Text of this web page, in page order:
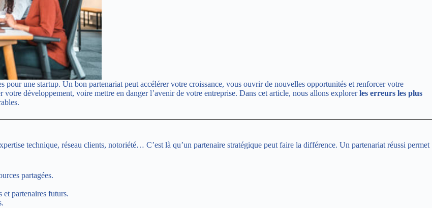
pour une startup. Un bon partenariat peut accélérer votre croissance, vous ouvrir de nouvelles opportunités et renforcer votre
développement, voire mettre en danger l’avenir de votre entreprise. Dans cet article, nous allons explorerles erreurs les plus
technique, réseau clients, notoriété… C’est là qu’un partenaire stratégique peut faire la différence. Un partenariat réussi permet
partagées.
et partenaires futurs.